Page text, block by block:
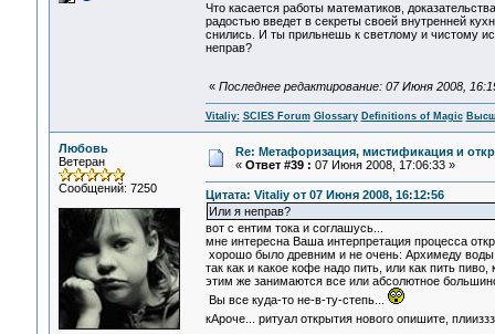
Что касается работы математиков,
радостью введет в секреты своей внутренней
снились. И ты прильнешь к светлому и чистому
неправ?
« Последнее редактирование: 07 Июня 2008,
Vitaliy: SCIES Forum Glossary Definitions of Magic
Любовь
Ветеран
Сообщений: 7250
Re: Метафоризация, мистификация и
« Ответ #39 : 07 Июня 2008, 17:06:33 »
Цитата: Vitaliy от 07 Июня 2008, 16:12:56
Или я неправ?
вот с ентим тока и соглашусь...
мне интересна Ваша интерпретация процесса
хорошо было древним и не очень: Архимеду
так как и какое кофе надо пить, или как пить
этим же занимаются все или абсолютное
Вы все куда-то не-в-ту-степь...
кАроче... ритуал открытия нового опишите,